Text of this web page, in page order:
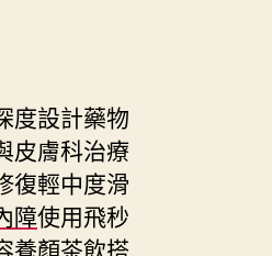
度設計藥物
皮膚科治療
復輕中度滑
障使用飛秒
養顏茶飲搭